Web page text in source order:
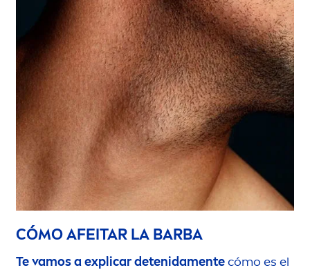
CÓMO AFEITAR LA BARBA
Te vamos a explicar detenidamentecómo es el